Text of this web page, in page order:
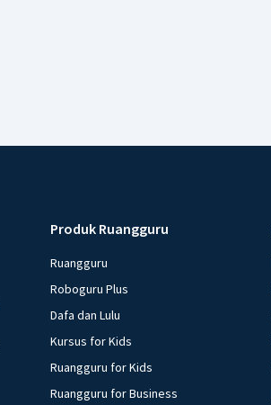
Produk Ruangguru
Ruangguru
Roboguru Plus
Dafa dan Lulu
Kursus for Kids
Ruangguru for Kids
Ruangguru for Business